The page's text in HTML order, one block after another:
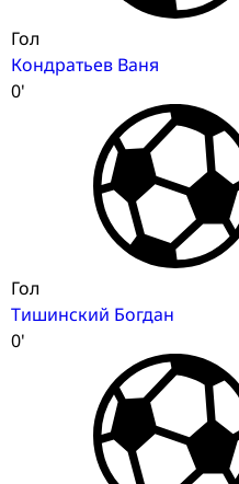
Гол
Кондратьев Ваня
0'
Гол
Тишинский Богдан
0'